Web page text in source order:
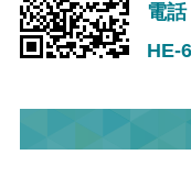
電
HE-